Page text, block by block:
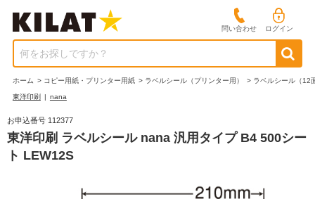
問い合わせ ログイン
何をお探しですか？
ホーム > コピー用紙・プリンター用紙 > ラベルシール（プリンター用） > ラベルシール（12
東洋印刷 | nana
お申込番号 112377
東洋印刷 ラベルシール nana 汎用タイプ B4 500シー
ト LEW12S